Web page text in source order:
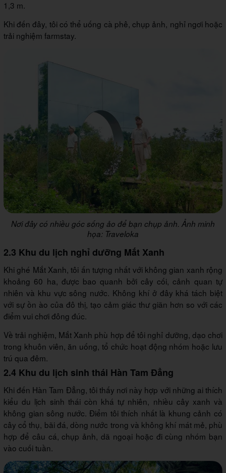
1,3 m.
Khi đến đây, tôi có thể uống cà phê, chụp ảnh, nghỉ ngơi hoặc
trải nghiệm farmstay.
Nơi đây có nhiều góc sống ảo để bạn chụp ảnh. Ảnh minh
họa: Traveloka
2.3 Khu du lịch nghỉ dưỡng Mắt Xanh
Khi ghé Mắt Xanh, tôi ấn tượng nhất với không gian xanh rộng
khoảng 60 ha, được bao quanh bởi cây cối, cảnh quan tự
nhiên và khu vực sông nước. Không khí ở đây khá tách biệt
với sự ồn ào của đô thị, tạo cảm giác thư giãn hơn so với các
điểm vui chơi đông đúc.
Về trải nghiệm, Mắt Xanh phù hợp để tôi nghỉ dưỡng, dạo chơi
trong khuôn viên, ăn uống, tổ chức hoạt động nhóm hoặc lưu
trú qua đêm.
2.4 Khu du lịch sinh thái Hàn Tam Đẳng
Khi đến Hàn Tam Đẳng, tôi thấy nơi này hợp với những ai thích
kiểu du lịch sinh thái còn khá tự nhiên, nhiều cây xanh và
không gian sông nước. Điểm tôi thích nhất là khung cảnh có
cây cổ thụ, bãi đá, dòng nước trong và không khí mát mẻ, phù
hợp để câu cá, chụp ảnh, dã ngoại hoặc đi cùng nhóm bạn
vào cuối tuần.